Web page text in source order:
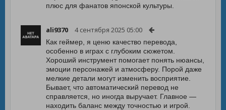
плюс для фанатов японской культуры.
ali9370 4 сентября 2025 05:00
Как геймер, я ценю качество перевода,
особенно в играх с глубоким сюжетом.
Хороший инструмент помогает понять нюансы,
эмоции персонажей и атмосферу. Порой даже
мелкие детали могут изменить восприятие.
Бывает, что автоматический перевод не
справляется, но иногда выручает. Главное —
находить баланс между точностью и игрой.